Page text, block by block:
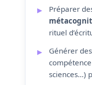
Préparer
rituel
Générer des
sciences…)